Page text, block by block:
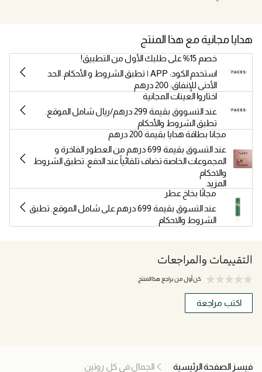
هدايا مجانية مع هذا المنتج
خصم 15% على طلبك الأول من التطبيق!
استخدم الكود: APP | تطبق الشروط و الأحكام. الحد
الأدنى للإنفاق: 200 درهم
اختاروا العينات المجانية
عند التسووق بقيمة 299 درهم/ريال شامل الموقع.
تطبق الشروط والأحكام
مجانا بطاقة هدايا بقيمة 200 درهم
عند التسوق بقيمة 699 درهم من العطور الفاخرة و
المجموعات الخاصة تضاف تلقائياً عند الدفع. تطبق الشروط
والاحكام
المزيد
مجانًا بخاخ عطر
عند التسوق بقيمة 699 درهم على شامل الموقع. تطبق
الشروط والاحكام
التقييمات والمراجعات
كن أول من يراجع هذا المنتج
اكتب مراجعة
فيسز الصفحة الرئيسية الجمال في كل روتين